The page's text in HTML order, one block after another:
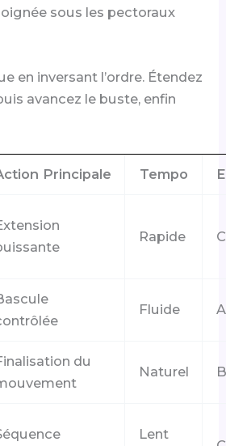
sous les pectoraux
en inversant l’ordre. Étendez
avancez le buste, enfin
Principale Tempo
Rapide
Fluide
du
Naturel
Lent